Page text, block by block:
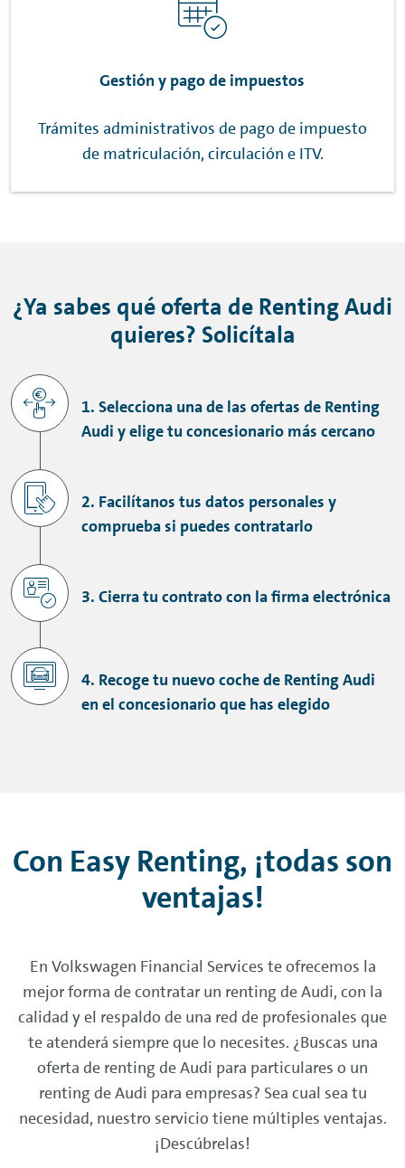
Gestión y pago de impuestos
Trámites administrativos de pago de impuesto
de matriculación, circulación e ITV.
¿Ya sabes qué oferta de RentingAudi
quieres? Solicítala
1. Selecciona una de las ofertas de Renting
Audi y elige tu concesionario más cercano
2. Facilítanos tus datos personales y
comprueba si puedes contratarlo
3. Cierra tu contrato con la firma electrónica
4. Recoge tu nuevo coche de Renting Audi
en el concesionario que has elegido
Con Easy Renting, ¡todas son
ventajas!
En Volkswagen Financial Services te ofrecemos la
mejor forma de contratar un renting de Audi, con la
calidad y el respaldo de una red de profesionales que
te atenderá siempre que lo necesites. ¿Buscas una
oferta de renting de Audi para particulares o un
renting de Audi para empresas? Sea cual sea tu
necesidad, nuestro servicio tiene múltiples ventajas.
¡Descúbrelas!